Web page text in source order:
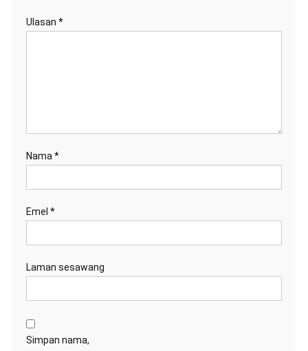
Ulasan *
Nama *
Emel *
Laman sesawang
Simpan nama,